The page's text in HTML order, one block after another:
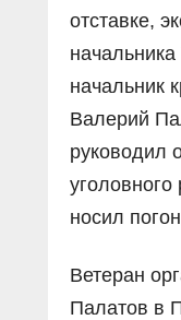
отставке,
начальник
Валерий
руководил
носил
Ветеран
Палатов в